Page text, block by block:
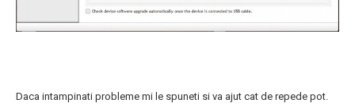
Daca intampinati probleme mi le spuneti si va ajut cat de repede pot.